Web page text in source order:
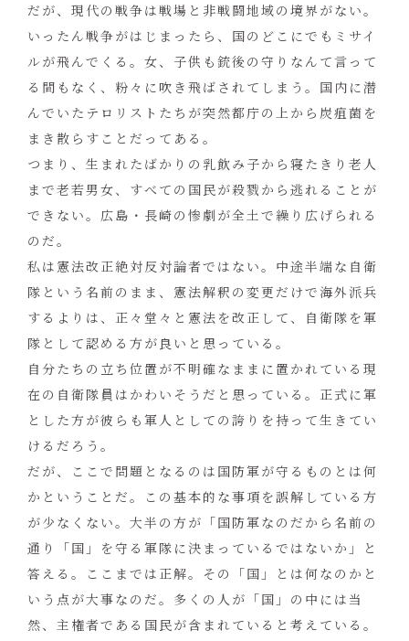
だが、現代の戦争は戦場と非戦闘地域の境界がない｡
いったん戦争がはじまったら、国のどこにでもミサイ
ルが飛んでくる。女、子供も銃後の守りなんて言って
る間もなく、粉々に吹き飛ばされてしまう。国内に潜
んでいたテロリストたちが突然都庁の上から炭疽菌を
まき散らすことだってある。
つまり、生まれたばかりの乳飲み子から寝たきり老人
まで老若男女、すべての国民が殺戮から逃れることが
できない。広島・長崎の惨劇が全土で繰り広げられる
のだ。
私は憲法改正絶対反対論者ではない。中途半端な自衛
隊という名前のまま、憲法解釈の変更だけで海外派兵
するよりは、正々堂々と憲法を改正して、自衛隊を軍
隊として認める方が良いと思っている。
自分たちの立ち位置が不明確なままに置かれている現
在の自衛隊員はかわいそうだと思っている。正式に軍
とした方が彼らも軍人としての誇りを持って生きてい
けるだろう。
だが、ここで問題となるのは国防軍が守るものとは何
かということだ。この基本的な事項を誤解している方
が少なくない。大半の方が「国防軍なのだから名前の
通り「国」を守る軍隊に決まっているではないか」と
答える。ここまでは正解。その「国」とは何なのかと
いう点が大事なのだ。多くの人が「国」の中には当
然、主権者である国民が含まれていると考えている。